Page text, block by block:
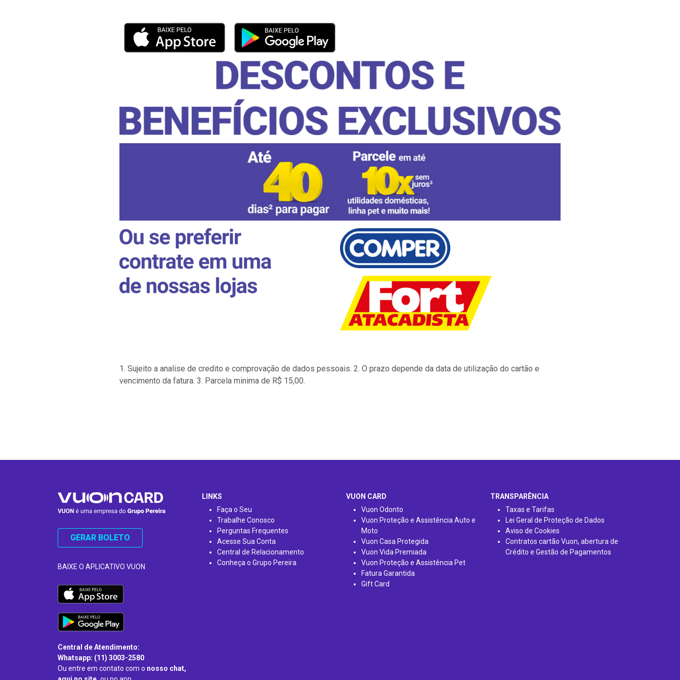
1. Sujeito a analise de credito e comprovação de dados pessoais. 2. O prazo depende da data de utilização do cartão e
vencimento da fatura. 3. Parcela minima de R$ 15,00.
GERAR BOLETO
BAIXE O APLICATIVO VUON
Central de Atendimento:
Whatsapp: (11) 3003-2580
Ou entre em contato com o nosso chat,
LINKS
Faça o Seu
Trabalhe Conosco
Perguntas Frequentes
Acesse Sua Conta
Central de Relacionamento
Conheça o Grupo Pereira
VUON CARD
Vuon Odonto
Vuon Proteção e Assistência Auto e
Moto
Vuon Casa Protegida
Vuon Vida Premiada
Vuon Proteção e Assistência Pet
Fatura Garantida
Gift Card
TRANSPARÊNCIA
Taxas e Tarifas
Lei Geral de Proteção de Dados
Aviso de Cookies
Contratos cartão Vuon, abertura de
Crédito e Gestão de Pagamentos